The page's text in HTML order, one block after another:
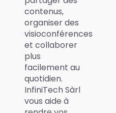
contenus,
organiser des
visioconférences
et collaborer
plus
facilement au
quotidien.
InfiniTech Sàrl
vous aide à